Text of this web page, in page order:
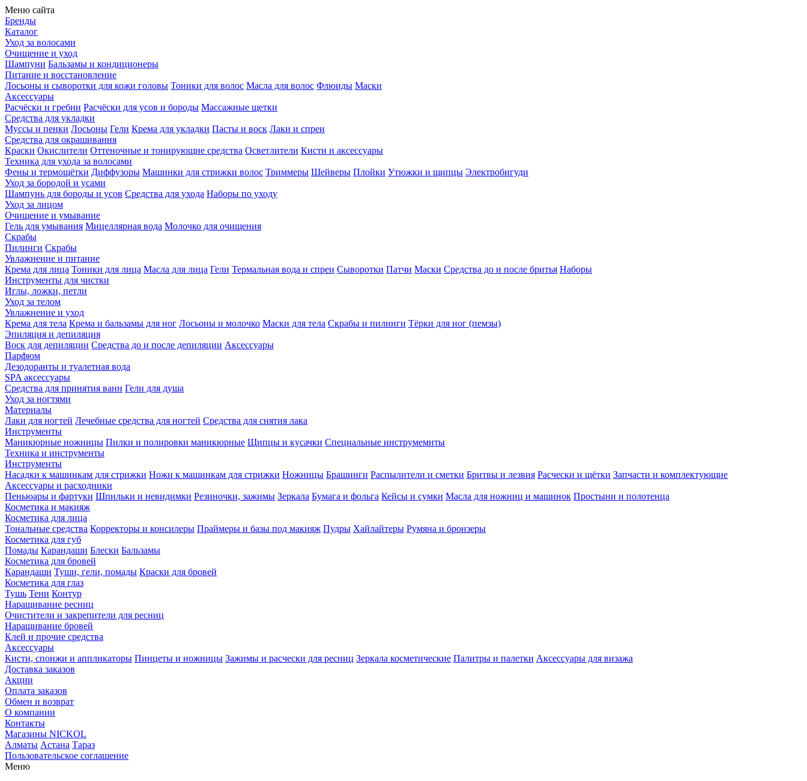
Меню сайта
Бренды
Каталог
Уход за волосами
Очищение и уход
Шампуни Бальзамы и кондиционеры
Питание и восстановление
Лосьоны и сыворотки для кожи головы Тоники для волос Масла для волос Флюиды Маски
Аксессуары
Расчёски и гребни Расчёски для усов и бороды Массажные щетки
Средства для укладки
Муссы и пенки Лосьоны Гели Крема для укладки Пасты и воск Лаки и спреи
Средства для окрашивания
Краски Окислители Оттеночные и тонирующие средства Осветлители Кисти и аксессуары
Техника для ухода за волосами
Фены и термощётки Диффузоры Машинки для стрижки волос Триммеры Шейверы Плойки Утюжки и щипцы Электробигуди
Уход за бородой и усами
Шампунь для бороды и усов Средства для ухода Наборы по уходу
Уход за лицом
Очищение и умывание
Гель для умывания Мицеллярная вода Молочко для очищения
Скрабы
Пилинги Скрабы
Увлажнение и питание
Крема для лица Тоники для лица Масла для лица Гели Термальная вода и спреи Сыворотки Патчи Маски Средства до и после бритья Наборы
Инструменты для чистки
Иглы, ложки, петли
Уход за телом
Увлажнение и уход
Крема для тела Крема и бальзамы для ног Лосьоны и молочко Маски для тела Скрабы и пилинги Тёрки для ног (пемзы)
Эпиляция и депиляция
Воск для депиляции Средства до и после депиляции Аксессуары
Парфюм
Дезодоранты и туалетная вода
SPA аксессуары
Средства для принятия ванн Гели для душа
Уход за ногтями
Материалы
Лаки для ногтей Лечебные средства для ногтей Средства для снятия лака
Инструменты
Маникюрные ножницы Пилки и полировки маникюрные Щипцы и кусачки Специальные инструмемнты
Техника и инструменты
Инструменты
Насадки к машинкам для стрижки Ножи к машинкам для стрижки Ножницы Брашинги Распылители и сметки Бритвы и лезвия Расчески и щётки Запчасти и комплектующие
Аксессуары и расходники
Пеньюары и фартуки Шпильки и невидимки Резиночки, зажимы Зеркала Бумага и фольга Кейсы и сумки Масла для ножниц и машинок Простыни и полотенца
Косметика и макияж
Косметика для лица
Тональные средства Корректоры и консилеры Праймеры и базы под макияж Пудры Хайлайтеры Румяна и бронзеры
Косметика для губ
Помады Карандаши Блески Бальзамы
Косметика для бровей
Карандаши Туши, гели, помады Краски для бровей
Косметика для глаз
Тушь Тени Контур
Наращивание ресниц
Очистители и закрепители для ресниц
Наращивание бровей
Клей и прочие средства
Аксессуары
Кисти, спонжи и аппликаторы Пинцеты и ножницы Зажимы и расчески для ресниц Зеркала косметические Палитры и палетки Аксессуары для визажа
Доставка заказов
Акции
Оплата заказов
Обмен и возврат
О компании
Контакты
Магазины NICKOL
Алматы Астана Тараз
Пользовательское соглашение
Меню